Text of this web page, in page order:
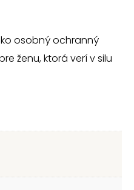
osobný ochranný
ženu, ktorá verí v silu